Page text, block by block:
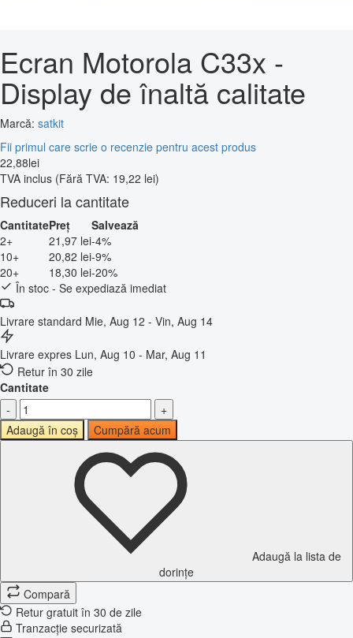
Ecran Motorola C33x -
Display de înaltă calitate
Marcă: satkit
Fii primul care scrie o recenzie pentru acest produs
22,88lei
TVA inclus (Fără TVA: 19,22 lei)
Reduceri la cantitate
CantitatePreț
Salvează
2+
21,97 lei-4%
10+
20,82 lei-9%
20+
18,30 lei-20%
În stoc - Se expediază imediat
Livrare standard Mie, Aug 12 - Vin, Aug 14
Livrare expres Lun, Aug 10 - Mar, Aug 11
Retur în 30 zile
Cantitate
-
+
Adaugă în coș
Cumpără acum
Adaugă la lista de
dorințe
Compară
Retur gratuit în 30 de zile
Tranzacție securizată